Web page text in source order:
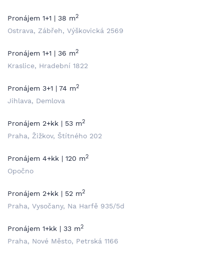
Pronájem 1+1 | 38 m2
Ostrava, Zábřeh, Výškovická 2569
Pronájem 1+1 | 36 m2
Kraslice, Hradební 1822
Pronájem 3+1 | 74 m2
Jihlava, Demlova
Pronájem 2+kk | 53 m2
Praha, Žižkov, Štítného 202
Pronájem 4+kk | 120 m2
Opočno
Pronájem 2+kk | 52 m2
Praha, Vysočany, Na Harfě 935/5d
Pronájem 1+kk | 33 m2
Praha, Nové Město, Petrská 1166